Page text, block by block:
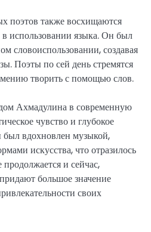
поэтов также восхищаются
использовании языка. Он был
словоиспользовании, создавая
Поэты по сей день стремятся
творить с помощью слов.
Ахмадулина в современную
чувство и глубокое
вдохновлен музыкой,
искусства, что отразилось
и сейчас,
большое значение
своих